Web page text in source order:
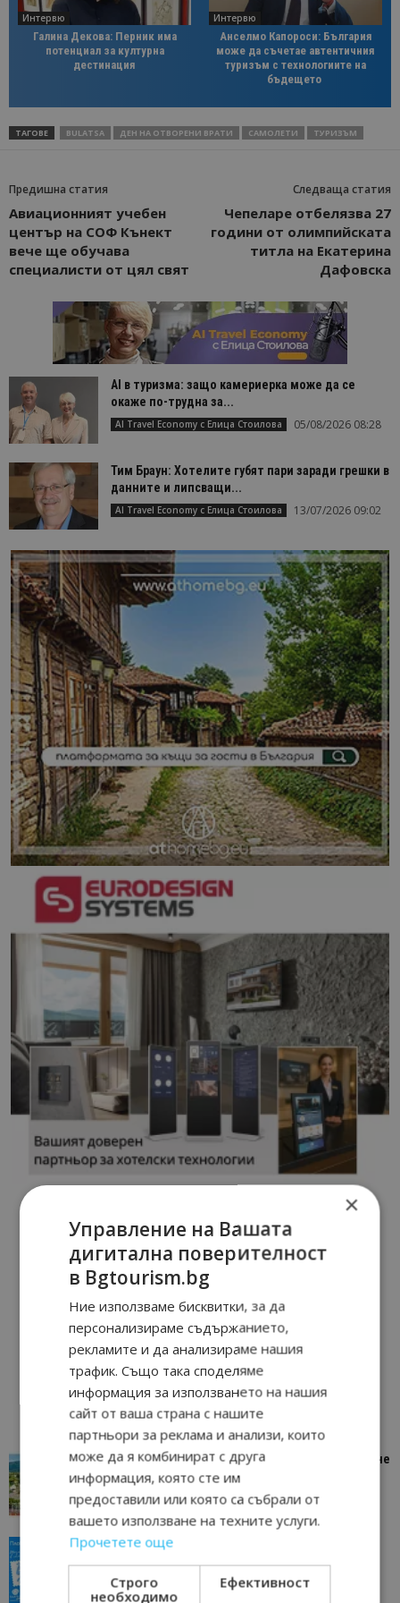
Интервю
Галина Декова: Перник има
потенциал за културна
дестинация
Интервю
Анселмо Капороси: България
може да съчетае автентичния
туризъм с технологиите на
бъдещето
ТАГОВЕ BULATSA ДЕН НА ОТВОРЕНИ ВРАТИ САМОЛЕТИ ТУРИЗЪМ
Предишна статия
Авиационният учебен
център на СОФ Кънект
вече ще обучава
специалисти от цял свят
Следваща статия
Чепеларе отбелязва 27
години от олимпийската
титла на Екатерина
Дафовска
AI в туризма: защо камериерка може да се
окаже по-трудна за...
AI Travel Economy с Елица Стоилова 05/08/2026 08:28
Тим Браун: Хотелите губят пари заради грешки в
данните и липсващи...
AI Travel Economy с Елица Стоилова 13/07/2026 09:02
“Пощенска картичка от…”: Петрич – Изживяване
отвъд очакваното
Петрич 11/07/2026 11:22
“Пощенска картичка от…”: Пловдив, градът на
всички времена
Пловдив 23/06/2026 10:00
×
Управление на Вашата
дигитална поверителност
в Bgtourism.bg
Ние използваме бисквитки, за да
персонализираме съдържанието,
рекламите и да анализираме нашия
трафик. Също така споделяме
информация за използването на нашия
сайт от ваша страна с нашите
партньори за реклама и анализи, които
може да я комбинират с друга
информация, която сте им
предоставили или която са събрали от
вашето използване на техните услуги.
Прочетете още
Строго
необходимо
Ефективност